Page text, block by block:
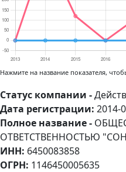
Нажмите на название показателя,
Статус компании -
Дата регистрации: 2014-
Полное название -
ОТВЕТСТВЕННОСТЬЮ
ИНН: 6450083858
ОГРН: 1146450005635